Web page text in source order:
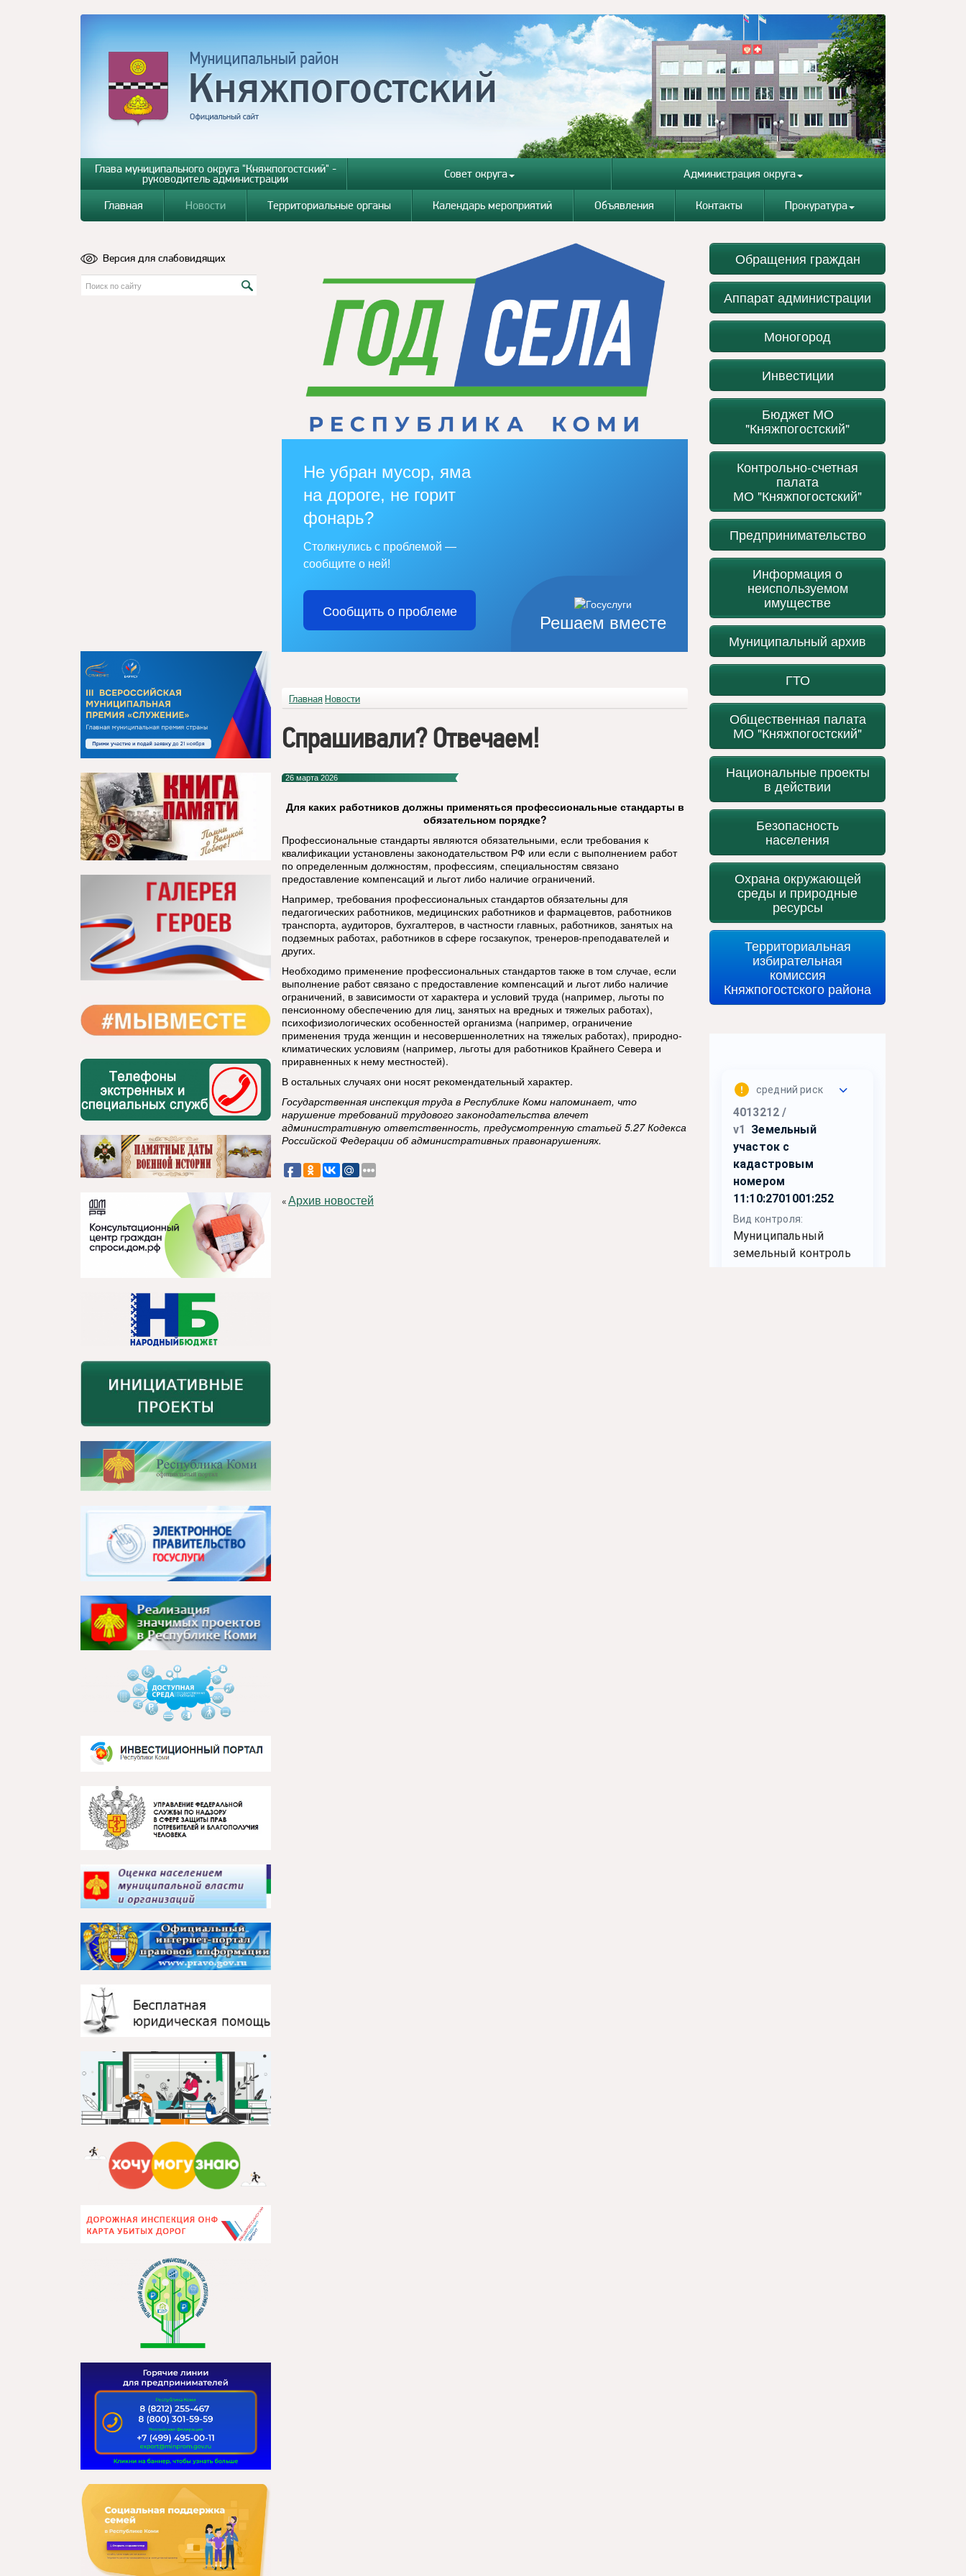
Глава муниципального округа "Княжпогостский" -
руководитель администрации Совет округа Администрация округа
Главная Новости Территориальные органы Календарь мероприятий Объявления Контакты Прокуратура
Версия для слабовидящих
Решаем вместе
Не убран мусор, яма
на дороге, не горит
фонарь?
Столкнулись с проблемой —
сообщите о ней!
Сообщить о проблеме
Главная Новости
Спрашивали? Отвечаем!
26 марта 2026
Для каких работников должны применяться профессиональные стандарты в
обязательном порядке?
Профессиональные стандарты являются обязательными, если требования к
квалификации установлены законодательством РФ или если с выполнением работ
по определенным должностям, профессиям, специальностям связано
предоставление компенсаций и льгот либо наличие ограничений.
Например, требования профессиональных стандартов обязательны для
педагогических работников, медицинских работников и фармацевтов, работников
транспорта, аудиторов, бухгалтеров, в частности главных, работников, занятых на
подземных работах, работников в сфере госзакупок, тренеров-преподавателей и
других.
Необходимо применение профессиональных стандартов также в том случае, если
выполнение работ связано с предоставление компенсаций и льгот либо наличие
ограничений, в зависимости от характера и условий труда (например, льготы по
пенсионному обеспечению для лиц, занятых на вредных и тяжелых работах),
психофизиологических особенностей организма (например, ограничение
применения труда женщин и несовершеннолетних на тяжелых работах), природно-
климатических условиям (например, льготы для работников Крайнего Севера и
приравненных к нему местностей).
В остальных случаях они носят рекомендательный характер.
Государственная инспекция труда в Республике Коми напоминает, что
нарушение требований трудового законодательства влечет
административную ответственность, предусмотренную статьей 5.27 Кодекса
Российской Федерации об административных правонарушениях.
«Архив новостей
Обращения граждан
Аппарат администрации
Моногород
Инвестиции
Бюджет МО
"Княжпогостский"
Контрольно-счетная
палата
МО "Княжпогостский"
Предпринимательство
Информация о
неиспользуемом
имуществе
Муниципальный архив
ГТО
Общественная палата
МО "Княжпогостский"
Национальные проекты
в действии
Безопасность
населения
Охрана окружающей
среды и природные
ресурсы
Территориальная
избирательная
комиссия
Княжпогостского района